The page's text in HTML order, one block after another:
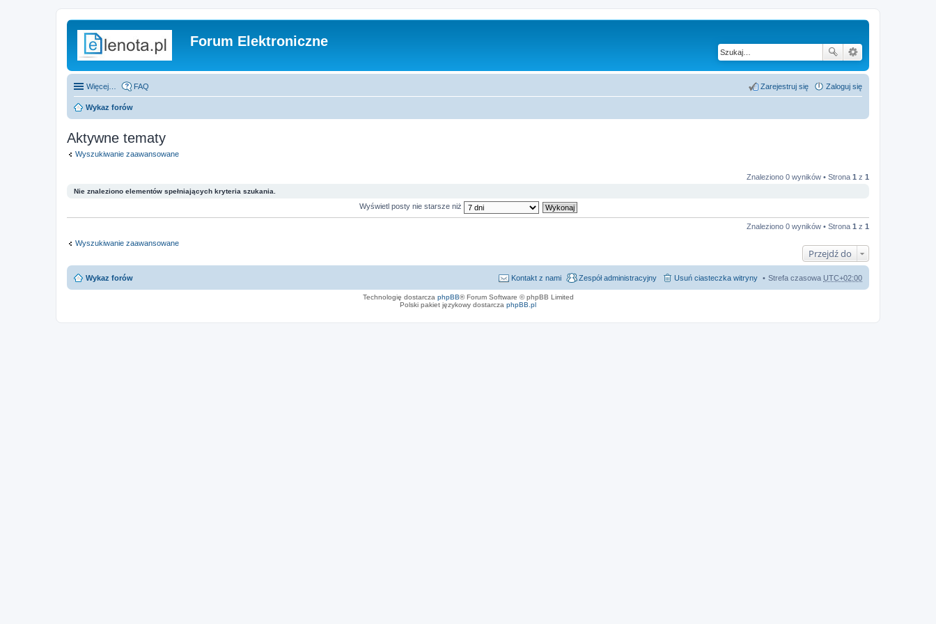
Forum Elektroniczne
Więcej… FAQ Zaloguj się
Zarejestruj się
Wykaz forów
Aktywne tematy
Wyszukiwanie zaawansowane
Znaleziono 0 wyników • Strona 1 z 1
Nie znaleziono elementów spełniających kryteria szukania.
Wyświetl posty nie starsze niż
Znaleziono 0 wyników • Strona 1 z 1
Wyszukiwanie zaawansowane
Przejdź do
Wykaz forów Strefa czasowa UTC+02:00
Usuń ciasteczka witryny
Zespół administracyjny
Kontakt z nami
Technologię dostarcza phpBB® Forum Software © phpBB Limited
Polski pakiet językowy dostarcza phpBB.pl